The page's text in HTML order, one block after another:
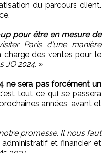
du parcours client.
pour être en mesure de
Paris d'une manière
charge des ventes pour le
JO 2024. »
ne sera pas forcément un
tout ce qui se passera
années, avant et
promesse. Il nous faut
et financier et